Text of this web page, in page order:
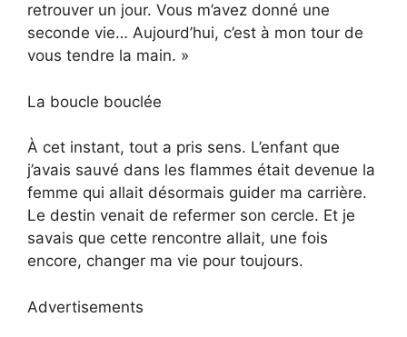
retrouver un jour. Vous m’avez donné une
seconde vie… Aujourd’hui, c’est à mon tour de
vous tendre la main. »
La boucle bouclée
À cet instant, tout a pris sens. L’enfant que
j’avais sauvé dans les flammes était devenue la
femme qui allait désormais guider ma carrière.
Le destin venait de refermer son cercle. Et je
savais que cette rencontre allait, une fois
encore, changer ma vie pour toujours.
Advertisements